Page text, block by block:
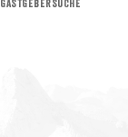
GASTGEBERSUCHE